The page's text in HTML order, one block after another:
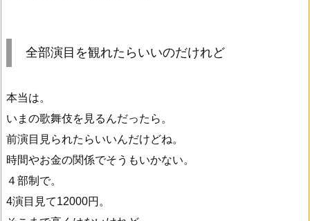
全部演目を観れたらいいのだけれど
本当は。
いまの歌舞伎を見るんだったら。
前演目見られたらいいんだけどね。
時間やお金の関係でそうもいかない。
４部制で。
4演目見て12000円。